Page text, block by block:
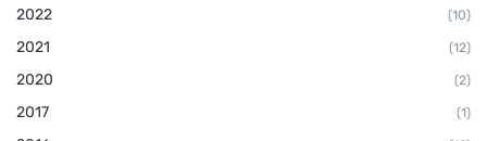
2022 (10)
2021 (12)
2020 (2)
2017 (1)